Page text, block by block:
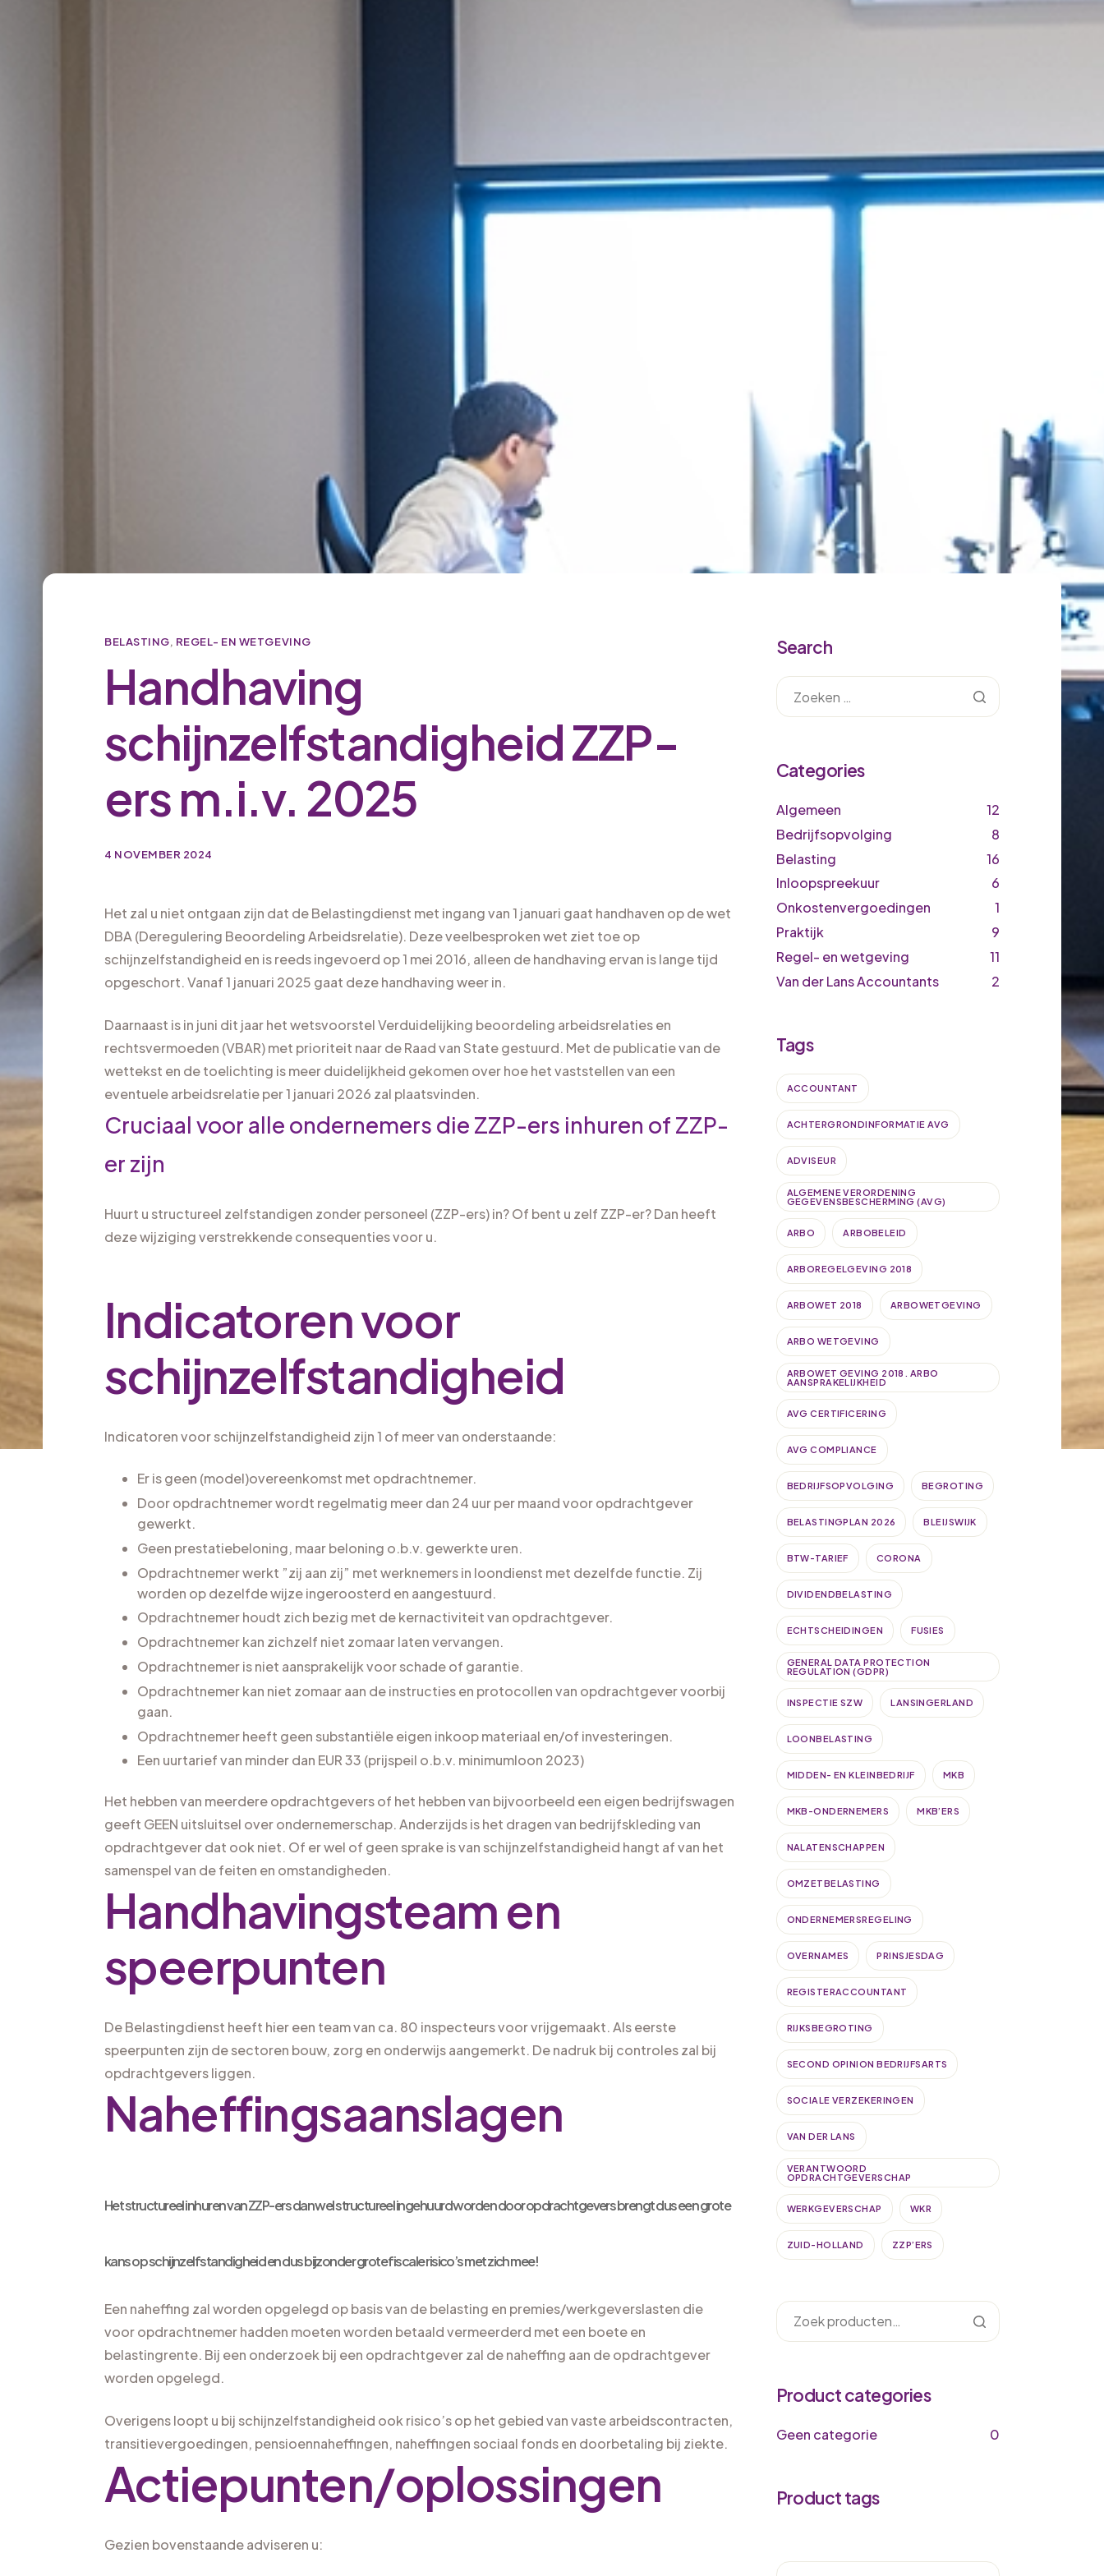
BELASTING, REGEL- EN WETGEVING
Handhaving
schijnzelfstandigheid ZZP-
ers m.i.v. 2025
4 NOVEMBER 2024
Het zal u niet ontgaan zijn dat de Belastingdienst met ingang van 1 januari gaat handhaven op de wet
DBA (Deregulering Beoordeling Arbeidsrelatie). Deze veelbesproken wet ziet toe op
schijnzelfstandigheid en is reeds ingevoerd op 1 mei 2016, alleen de handhaving ervan is lange tijd
opgeschort. Vanaf 1 januari 2025 gaat deze handhaving weer in.
Daarnaast is in juni dit jaar het wetsvoorstel Verduidelijking beoordeling arbeidsrelaties en
rechtsvermoeden (VBAR) met prioriteit naar de Raad van State gestuurd. Met de publicatie van de
wettekst en de toelichting is meer duidelijkheid gekomen over hoe het vaststellen van een
eventuele arbeidsrelatie per 1 januari 2026 zal plaatsvinden.
Cruciaal voor alle ondernemers die ZZP-ers inhuren of ZZP-
er zijn
Huurt u structureel zelfstandigen zonder personeel (ZZP-ers) in? Of bent u zelf ZZP-er? Dan heeft
deze wijziging verstrekkende consequenties voor u.
Indicatoren voor
schijnzelfstandigheid
Indicatoren voor schijnzelfstandigheid zijn 1 of meer van onderstaande:
Er is geen (model)overeenkomst met opdrachtnemer.
Door opdrachtnemer wordt regelmatig meer dan 24 uur per maand voor opdrachtgever
gewerkt.
Geen prestatiebeloning, maar beloning o.b.v. gewerkte uren.
Opdrachtnemer werkt ”zij aan zij” met werknemers in loondienst met dezelfdefunctie. Zij
worden op dezelfde wijze ingeroosterd en aangestuurd.
Opdrachtnemer houdt zich bezig met de kernactiviteit van opdrachtgever.
Opdrachtnemer kan zichzelf niet zomaar laten vervangen.
Opdrachtnemer is niet aansprakelijk voor schade of garantie.
Opdrachtnemer kan niet zomaar aan de instructies en protocollen van opdrachtgever voorbij
gaan.
Opdrachtnemer heeft geen substantiële eigen inkoop materiaal en/of investeringen.
Een uurtarief van minder dan EUR 33 (prijspeil o.b.v. minimumloon 2023)
Het hebben van meerdere opdrachtgevers of het hebben van bijvoorbeeld een eigen bedrijfswagen
geeft GEEN uitsluitsel over ondernemerschap. Anderzijds is het dragen van bedrijfskleding van
opdrachtgever dat ook niet. Of er wel of geen sprake is van schijnzelfstandigheid hangt af van het
samenspel van de feiten en omstandigheden.
Handhavingsteam en
speerpunten
De Belastingdienst heeft hier een team van ca. 80 inspecteurs voor vrijgemaakt. Als eerste
speerpunten zijn de sectoren bouw, zorg en onderwijs aangemerkt. De nadruk bij controles zal bij
opdrachtgevers liggen.
Naheffingsaanslagen
Het structureel inhuren van ZZP-ers dan wel structureel ingehuurd worden door opdrachtgevers brengt dus een grote
kans op schijnzelfstandigheid en dus bijzonder grote fiscale risico’s met zich mee!
Een naheffing zal worden opgelegd op basis van de belasting en premies/werkgeverslasten die
voor opdrachtnemer hadden moeten worden betaald vermeerderd met een boete en
belastingrente. Bij een onderzoek bij een opdrachtgever zal de naheffing aan de opdrachtgever
worden opgelegd.
Overigens loopt u bij schijnzelfstandigheid ook risico’s op het gebied van vaste arbeidscontracten,
transitievergoedingen, pensioennaheffingen, naheffingen sociaal fonds en doorbetaling bij ziekte.
Actiepunten/oplossingen
Gezien bovenstaande adviseren u:
Search
Categories
Algemeen
12
Bedrijfsopvolging
8
Belasting
16
Inloopspreekuur
6
Onkostenvergoedingen
1
Praktijk
9
Regel- en wetgeving
11
Van der Lans Accountants
2
Tags
ACCOUNTANT
ACHTERGRONDINFORMATIE AVG
ADVISEUR
ALGEMENE VERORDENING
GEGEVENSBESCHERMING (AVG)
ARBO ARBOBELEID
ARBOREGELGEVING 2018
ARBOWET 2018 ARBOWETGEVING
ARBO WETGEVING
ARBOWET GEVING 2018. ARBO
AANSPRAKELIJKHEID
AVG CERTIFICERING
AVG COMPLIANCE
BEDRIJFSOPVOLGING BEGROTING
BELASTINGPLAN 2026 BLEIJSWIJK
BTW-TARIEF CORONA
DIVIDENDBELASTING
ECHTSCHEIDINGEN FUSIES
GENERAL DATA PROTECTION
REGULATION (GDPR)
INSPECTIE SZW LANSINGERLAND
LOONBELASTING
MIDDEN- EN KLEINBEDRIJF MKB
MKB-ONDERNEMERS MKB’ERS
NALATENSCHAPPEN
OMZETBELASTING
ONDERNEMERSREGELING
OVERNAMES PRINSJESDAG
REGISTERACCOUNTANT
RIJKSBEGROTING
SECOND OPINION BEDRIJFSARTS
SOCIALE VERZEKERINGEN
VAN DER LANS
VERANTWOORD
OPDRACHTGEVERSCHAP
WERKGEVERSCHAP WKR
ZUID-HOLLAND ZZP’ERS
Product categories
Geen categorie 0
Product tags